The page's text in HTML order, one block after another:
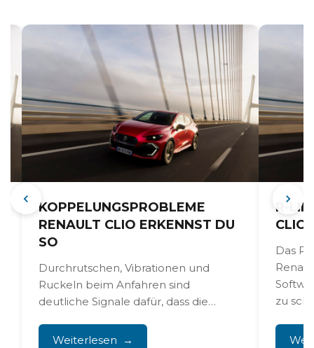
KOPPELUNGSPROBLEME
RENAULT CLIO ERKENNST DU
SO
Durchrutschen, Vibrationen und
Ruckeln beim Anfahren sind
deutliche Signale dafür, dass die
für einen Austausch...
Weiterlesen
R-
CLIO
Das
zu